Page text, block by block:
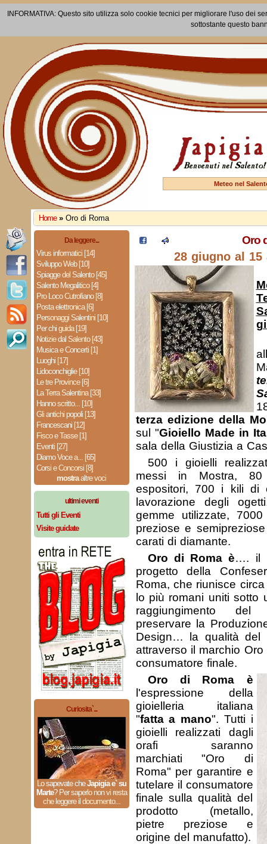
INFORMATIVA: Questo sito utilizza solo cookie tecnici per migliorare l'uso dei
sottostante questo
Meteo nel
Home » Oro di Roma
Da leggere...
Virus informatici [14]
Sviluppo Web [10]
Spiagge del Salento [45]
Salento Megalitico [4]
Pro Loco Cutrofiano [8]
Posta elettronica [6]
Personaggi Salentini [10]
Per chi guida [19]
Notizie dal Salento [43]
Musica e Concerti [1]
Luoghi [17]
Lidoconchiglie [10]
Le tre Province [6]
La Terra Salentina [33]
Hanno scritto... [10]
Gli antichi popoli [13]
Francescani [12]
Fisco e Tasse [1]
Eventi [27]
Diamo Voce a... [65]
Corsi e Concorsi [8]
mostraaltre voci
ultimi eventi
Tutti gli Eventi
Visite guidate
Curiosita`...
Lo sapevate cheJapigia e` su
Marte? Per saperlo non vi resta
che leggere il documento...
Oro
28 giugno al 15
terza edizione della
sul "Gioiello Made in
sala della Giustizia a
500 i gioielli
messi in Mostra,
espositori, 700 i kili di
lavorazione degli
gemme utilizzate,
preziose e
carati di diamante.
Oro di Roma è…. il
progetto della
Roma, che riunisce
lo più romani uniti sotto
raggiungimento del
preservare la
Design… la qualità del
attraverso il marchio
consumatore finale.
Oro di Roma è
l'espressione della
gioielleria italiana
"fatta a mano". Tutti i
gioielli realizzati dagli
orafi saranno
marchiati "Oro di
Roma" per garantire e
tutelare il consumatore
finale sulla qualità del
prodotto (metallo,
pietre preziose e
origine del manufatto).